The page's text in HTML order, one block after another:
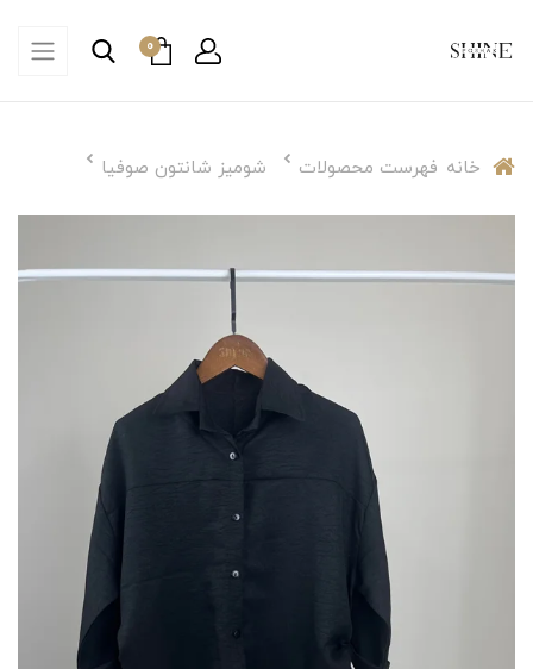
0
خانه فهرست محصولات شومیز شانتون صوفیا